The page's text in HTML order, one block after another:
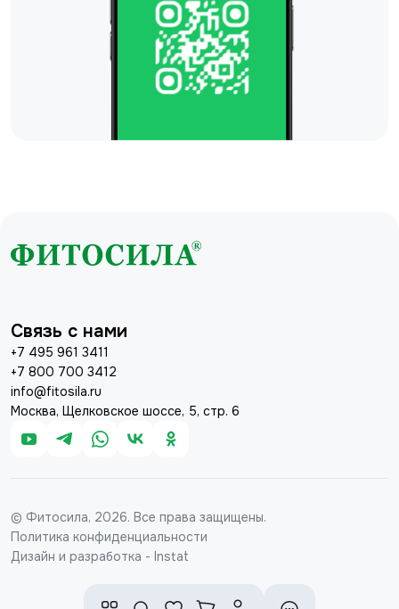
Связь с нами
+7 495 961 3411
+7 800 700 3412
info@fitosila.ru
Москва, Щелковское шоссе, 5, стр. 6
© Фитосила, 2026. Все права защищены.
Политика конфиденциальности
Дизайн и разработка - Instat